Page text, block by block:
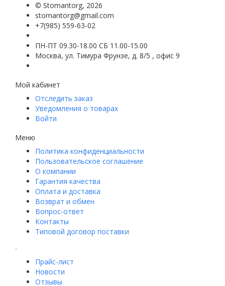
© Stomantorg, 2026
stomantorg@gmail.com
+7(985) 559-63-02
ПН-ПТ 09.30-18.00 СБ 11.00-15.00
Москва, ул. Тимура Фрунзе, д. 8/5 , офис 9
Мой кабинет
Отследить заказ
Уведомления о товарах
Войти
Меню
Политика конфиденциальности
Пользовательское соглашение
О компании
Гарантия качества
Оплата и доставка
Возврат и обмен
Вопрос-ответ
Контакты
Типовой договор поставки
.
Прайс-лист
Новости
Отзывы